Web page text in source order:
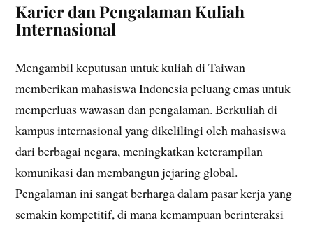
Karier dan Pengalaman Kuliah
Internasional
Mengambil keputusan untuk kuliah di Taiwan
memberikan mahasiswa Indonesia peluang emas untuk
memperluas wawasan dan pengalaman. Berkuliah di
kampus internasional yang dikelilingi oleh mahasiswa
dari berbagai negara, meningkatkan keterampilan
komunikasi dan membangun jejaring global.
Pengalaman ini sangat berharga dalam pasar kerja yang
semakin kompetitif, di mana kemampuan berinteraksi